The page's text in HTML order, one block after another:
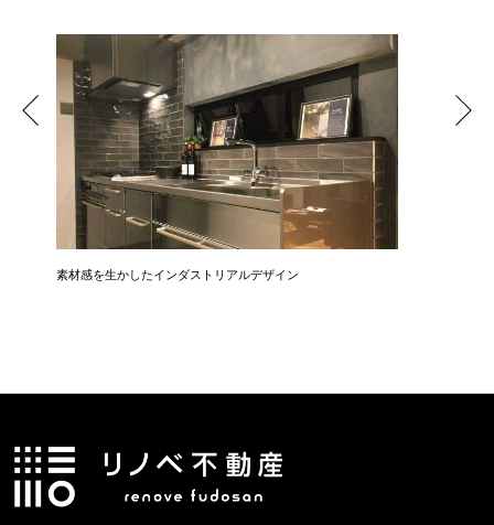
素材感を生かしたインダストリアルデザイン